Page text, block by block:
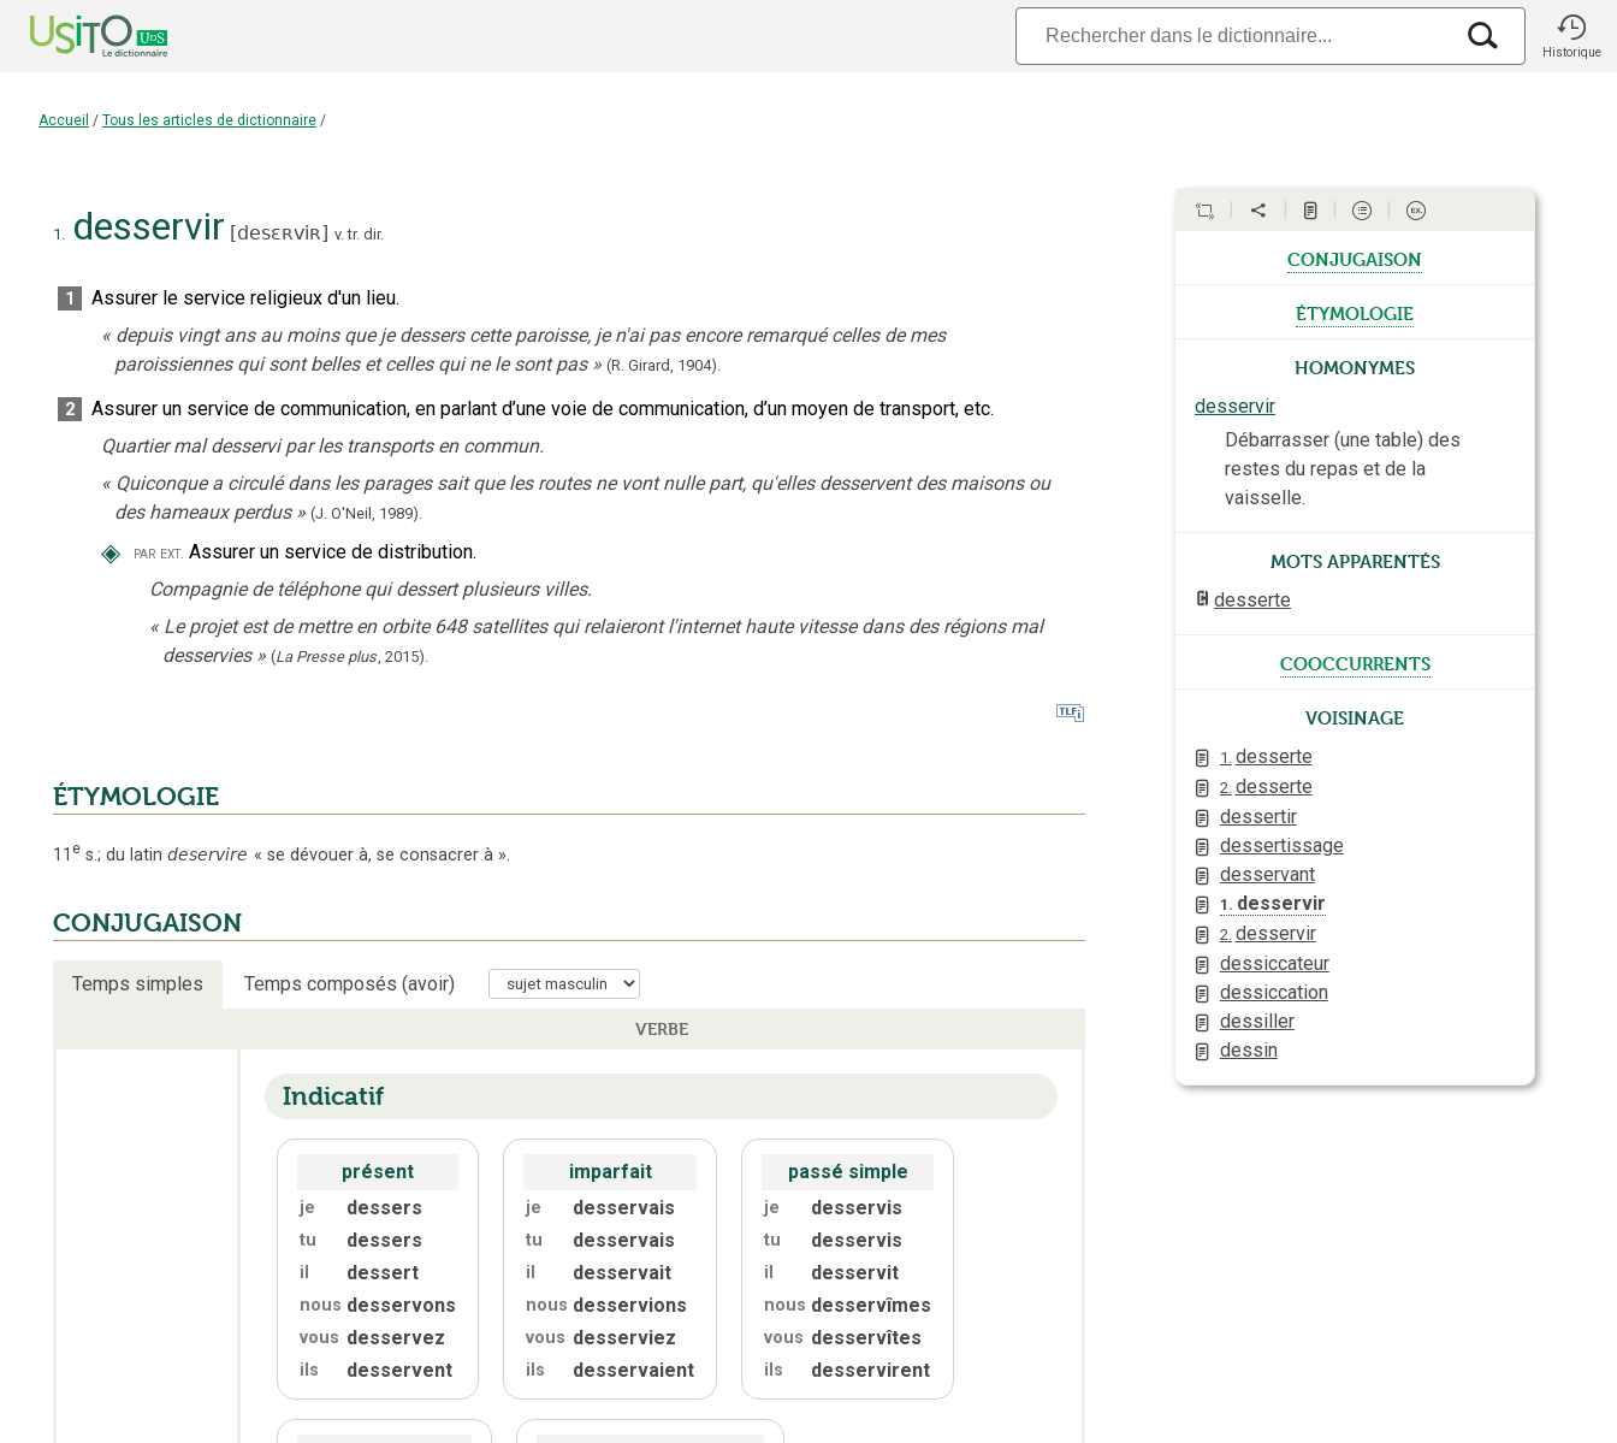
Historique
Accueil / Tous les articles de dictionnaire /
1. desservir [desɛʀviʀ] v. tr. dir.
1
Assurer le service religieux d'un lieu.
« depuis vingt ans au moins que je dessers cette paroisse, je n'ai pas encore remarqué celles de mes
paroissiennes qui sont belles et celles qui ne le sont pas » (R. Girard, 1904).
2
Assurer un service de communication, en parlant d’une voie de communication, d’un moyen de transport, etc.
Quartier mal desservi par les transports en commun.
« Quiconque a circulé dans les parages sait que les routes ne vont nulle part, qu'elles desservent des maisons ou
des hameaux perdus » (J. O'Neil, 1989).
◈ par ext. Assurer un service de distribution.
Compagnie de téléphone qui dessert plusieurs villes.
« Le projet est de mettre en orbite 648 satellites qui relaieront l'internet haute vitesse dans des régions mal
desservies » (La Presse plus 2015).
ÉTYMOLOGIE
11 e s.; du latin deservire « se dévouer à, se consacrer à ».
CONJUGAISON
Temps simples Temps composés (avoir)
VERBE
Indicatif
présent
je dessers
tu dessers
il dessert
nous desservons
vous desservez
ils desservent
imparfait
je desservais
tu desservais
il desservait
nous desservions
vous desserviez
ils desservaient
passé simple
je desservis
tu desservis
il desservit
nous desservîmes
vous desservîtes
ils desservirent
conjugaison
étymologie
Homonymes
desservir
Débarrasser (une table) des
restes du repas et de la
vaisselle.
Mots apparentés
desserte
cooccurrents
Voisinage
1. desserte
2. desserte
dessertir
dessertissage
desservant
1. desservir
2. desservir
dessiccateur
dessiccation
dessiller
dessin